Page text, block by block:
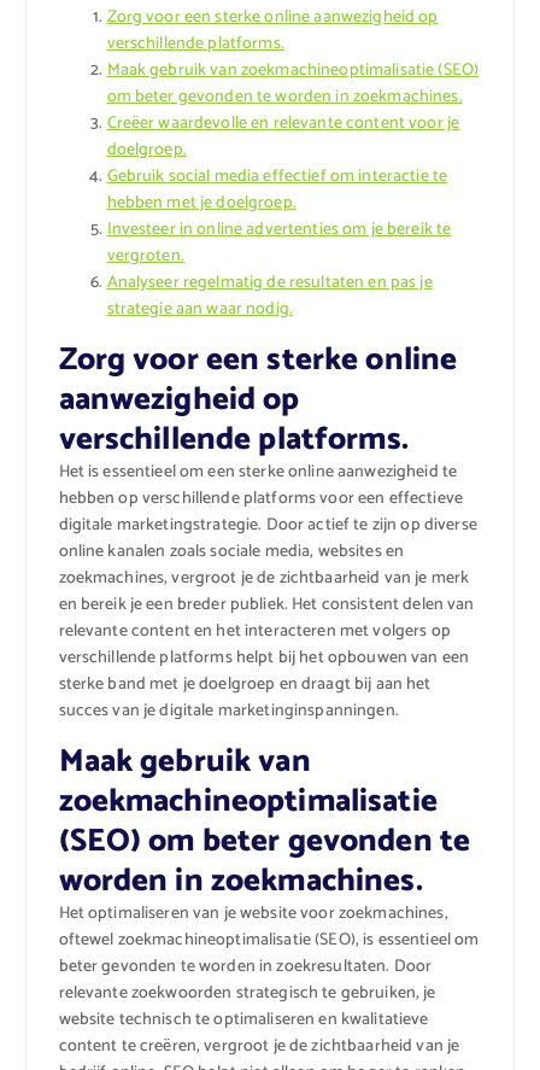
Zorg voor een sterke online aanwezigheid op
verschillende platforms.
Maak gebruik van zoekmachineoptimalisatie (SEO)
om beter gevonden te worden in zoekmachines.
Creëer waardevolle en relevante content voor je
doelgroep.
Gebruik social media effectief om interactie te
hebben met je doelgroep.
Investeer in online advertenties om je bereik te
vergroten.
Analyseer regelmatig de resultaten en pas je
strategie aan waar nodig.
Zorg voor een sterke online
aanwezigheid op
verschillende platforms.
Het is essentieel om een sterke online aanwezigheid te
hebben op verschillende platforms voor een effectieve
digitale marketingstrategie. Door actief te zijn op diverse
online kanalen zoals sociale media, websites en
zoekmachines, vergroot je de zichtbaarheid van je merk
en bereik je een breder publiek. Het consistent delen van
relevante content en het interacteren met volgers op
verschillende platforms helpt bij het opbouwen van een
sterke band met je doelgroep en draagt bij aan het
succes van je digitale marketinginspanningen.
Maak gebruik van
zoekmachineoptimalisatie
(SEO) om beter gevonden te
worden in zoekmachines.
Het optimaliseren van je website voor zoekmachines,
oftewel zoekmachineoptimalisatie (SEO), is essentieel om
beter gevonden te worden in zoekresultaten. Door
relevante zoekwoorden strategisch te gebruiken, je
website technisch te optimaliseren en kwalitatieve
content te creëren, vergroot je de zichtbaarheid van je